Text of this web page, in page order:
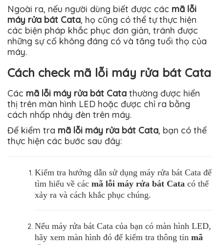
Ngoài ra, nếu người dùng biết được các mã lỗi
máy rửa bát Cata, họ cũng có thể tự thực hiện
các biện pháp khắc phục đơn giản, tránh được
những sự cố không đáng có và tăng tuổi thọ của
máy.
Cách check mã lỗi máy rửa bát Cata
Các mã lỗi máy rửa bát Cata thường được hiển
thị trên màn hình LED hoặc được chỉ ra bằng
cách nhấp nháy đèn trên máy.
Để kiểm tra mã lỗi máy rửa bát Cata, bạn có thể
thực hiện các bước sau đây:
Kiểm tra hướng dẫn sử dụng máy rửa bát Cata để
tìm hiểu về các mã lỗi máy rửa bát Cata có thể
xảy ra và cách khắc phục chúng.
Nếu máy rửa bát Cata của bạn có màn hình LED,
hãy xem màn hình đó để kiểm tra thông tin mã